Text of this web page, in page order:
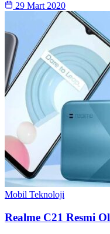
29 Mart 2020
Mobil Teknoloji
Realme C21 Resmi